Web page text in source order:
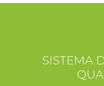
SISTEMA